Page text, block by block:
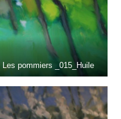
Les pommiers _015_Huile